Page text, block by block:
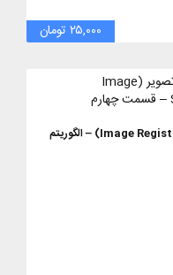
۲۵,۰۰۰ تومان
دانلود فیلم آموزش تناظریابی تصویر (Image Registration) – الگوریتم